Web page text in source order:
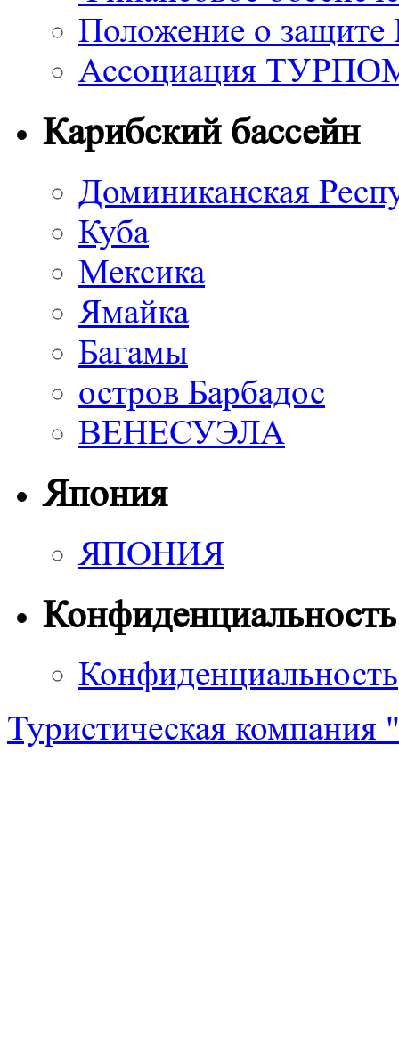
Положение о
Ассоциация
Карибский бассейн
Доминиканская
Куба
Мексика
Ямайка
Багамы
остров Барбадос
ВЕНЕСУЭЛА
Япония
ЯПОНИЯ
Конфиденциальность
Конфиденциальность
Туристическая